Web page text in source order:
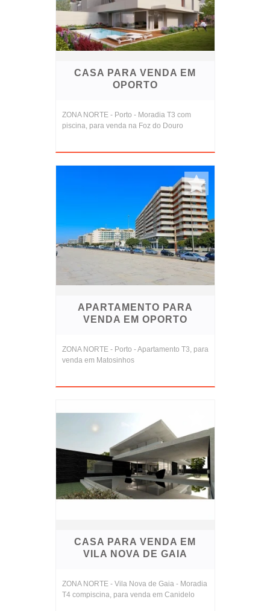
CASA PARA VENDA EM
OPORTO
ZONA NORTE - Porto - Moradia T3 com
piscina, para venda na Foz do Douro
APARTAMENTO PARA
VENDA EM OPORTO
ZONA NORTE - Porto - Apartamento T3, para
venda em Matosinhos
CASA PARA VENDA EM
VILA NOVA DE GAIA
ZONA NORTE - Vila Nova de Gaia - Moradia
T4 compiscina, para venda em Canidelo